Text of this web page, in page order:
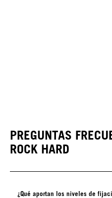
PREGUNTAS
ROCK HARD
¿Qué aportan los niveles de